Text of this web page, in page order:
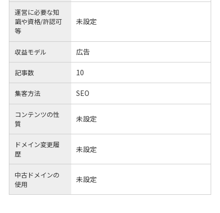
運営に必要な知
識や資格/許認可
等
未設定
収益モデル 広告
記事数 10
集客方法 SEO
コンテンツの性
質
未設定
ドメイン変更履
歴
未設定
中古ドメインの
使用
未設定